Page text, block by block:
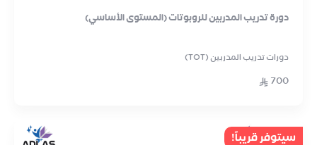
دورة تدريب المدربين للروبوتات (المستوى الأساسي)
دورات تدريب المدربين (TOT)
700
سيتوفر قريباً!